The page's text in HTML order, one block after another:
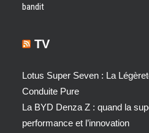
bandit
TV
Lotus Super Seven : La
Conduite Pure
La BYD Denza Z : quand la
performance et l’innovation